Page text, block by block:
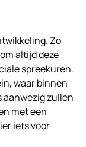
Zo
altijd deze
spreekuren.
waar binnen
aanwezig zullen
met een
iets voor